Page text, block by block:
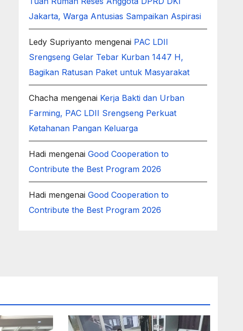
Jakarta, Warga Antusias Sampaikan Aspirasi
Ledy Supriyanto mengenai PAC LDII
Srengseng Gelar Tebar Kurban 1447 H,
Bagikan Ratusan Paket untuk Masyarakat
Chacha mengenai Kerja Bakti dan Urban
Farming, PAC LDII Srengseng Perkuat
Ketahanan Pangan Keluarga
Hadi mengenaiGood Cooperation to
Contribute the Best Program 2026
Hadi mengenaiGood Cooperation to
Contribute the Best Program 2026